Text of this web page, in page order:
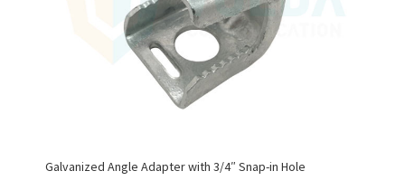
Galvanized Angle Adapter with 3/4″ Snap-in Hole